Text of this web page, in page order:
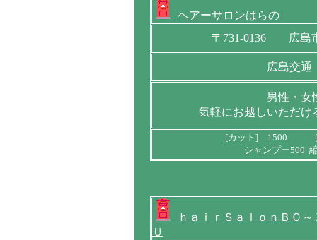
ヘアーサロンはらの
〒731-0136 広島
広島交
男性・女
気軽にお越しいただけ
[カット] 1500 [
シャンプー500
ｈａｉｒＳａｌｏｎＢＯ～
Ｕ